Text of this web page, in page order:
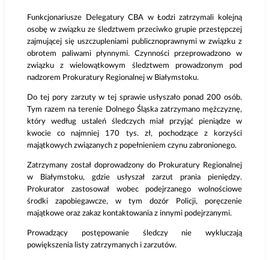
Funkcjonariusze Delegatury CBA w Łodzi zatrzymali kolejną
osobę w związku ze śledztwem przeciwko grupie przestępczej
zajmującej się uszczupleniami publicznoprawnymi w związku z
obrotem paliwami płynnymi. Czynności przeprowadzono w
związku z wielowątkowym śledztwem prowadzonym pod
nadzorem Prokuratury Regionalnej w Białymstoku.
Do tej pory zarzuty w tej sprawie usłyszało ponad 200 osób.
Tym razem na terenie Dolnego Śląska zatrzymano mężczyznę,
który według ustaleń śledczych miał przyjąć pieniądze w
kwocie co najmniej 170 tys. zł, pochodzące z korzyści
majątkowych związanych z popełnieniem czynu zabronionego.
Zatrzymany został doprowadzony do Prokuratury Regionalnej
w Białymstoku, gdzie usłyszał zarzut prania pieniędzy.
Prokurator zastosował wobec podejrzanego wolnościowe
środki zapobiegawcze, w tym dozór Policji, poręczenie
majątkowe oraz zakaz kontaktowania z innymi podejrzanymi.
Prowadzący postępowanie śledczy nie wykluczają
powiększenia listy zatrzymanych i zarzutów.